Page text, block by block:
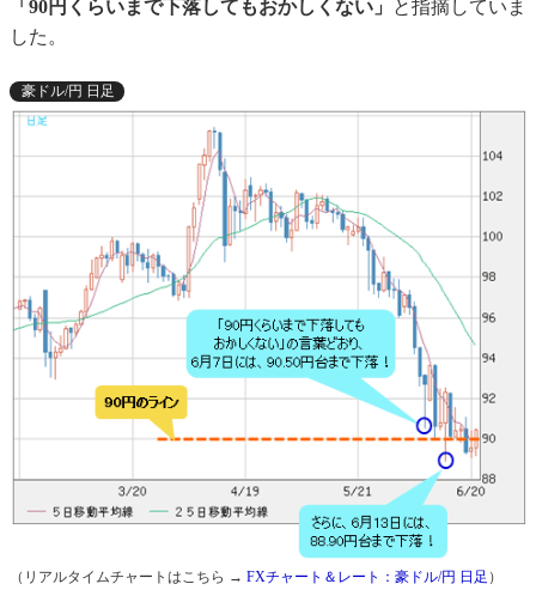
「90円くらいまで下落してもおかしくない」
と指摘していま
した。
豪ドル/円 日足
（リアルタイムチャートはこちら → FXチャート＆レート：豪ドル/円 日足 ）